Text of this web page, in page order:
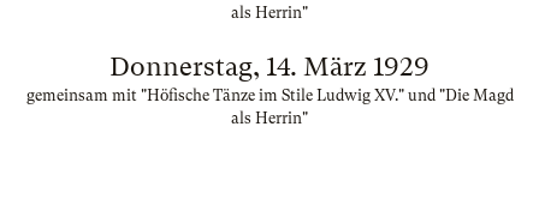
als Herrin"
Donnerstag, 14. März 1929
gemeinsam mit "Höfische Tänze im Stile Ludwig XV." und "Die Magd
als Herrin"